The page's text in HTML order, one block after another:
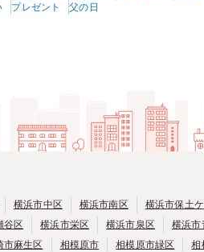
プレゼント 父の日
横浜市中区 横浜市南区 横浜市保土
谷区 横浜市栄区 横浜市泉区 横浜市
市麻生区 相模原市 相模原市緑区 相